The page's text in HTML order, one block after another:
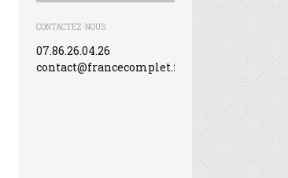
CONTACTEZ-NOUS
07.86.26.04.26
contact@francecomplet.fr